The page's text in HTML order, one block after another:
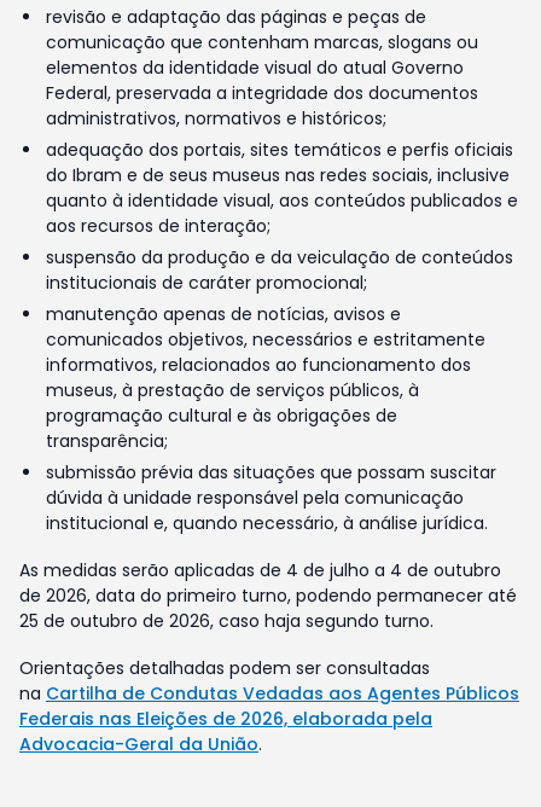
revisão e adaptação das páginas e peças de
comunicação que contenham marcas, slogans ou
elementos da identidade visual do atual Governo
Federal, preservada a integridade dos documentos
administrativos, normativos e históricos;
adequação dos portais, sites temáticos e perfis oficiais
do Ibram e de seus museus nas redes sociais, inclusive
quanto à identidade visual, aos conteúdos publicados e
aos recursos de interação;
suspensão da produção e da veiculação de conteúdos
institucionais de caráter promocional;
manutenção apenas de notícias, avisos e
comunicados objetivos, necessários e estritamente
informativos, relacionados ao funcionamento dos
museus, à prestação de serviços públicos, à
programação cultural e às obrigações de
transparência;
submissão prévia das situações que possam suscitar
dúvida à unidade responsável pela comunicação
institucional e, quando necessário, à análise jurídica.
As medidas serão aplicadas de 4 de julho a 4 de outubro
de 2026, data do primeiro turno, podendo permanecer até
25 de outubro de 2026, caso haja segundo turno.
Orientações detalhadas podem ser consultadas
na Cartilha de Condutas Vedadas aos Agentes Públicos
Federais nas Eleições de 2026, elaborada pela
Advocacia-Geral da União.